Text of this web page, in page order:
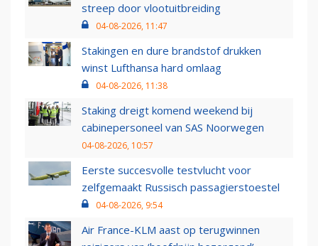
streep door vlootuitbreiding
04-08-2026, 11:47
Stakingen en dure brandstof drukken
winst Lufthansa hard omlaag
04-08-2026, 11:38
Staking dreigt komend weekend bij
cabinepersoneel van SAS Noorwegen
04-08-2026, 10:57
Eerste succesvolle testvlucht voor
zelfgemaakt Russisch passagierstoestel
04-08-2026, 9:54
Air France-KLM aast op terugwinnen